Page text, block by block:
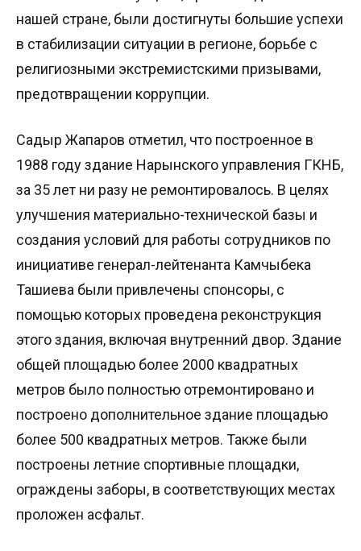
нашей стране, были достигнуты большие успехи
в стабилизации ситуации в регионе, борьбе с
религиозными экстремистскими призывами,
предотвращении коррупции.
Садыр Жапаров отметил, что построенное в
1988 году здание Нарынского управления ГКНБ,
за 35 лет ни разу не ремонтировалось. В целях
улучшения материально-технической базы и
создания условий для работы сотрудников по
инициативе генерал-лейтенанта Камчыбека
Ташиева были привлечены спонсоры, с
помощью которых проведена реконструкция
этого здания, включая внутренний двор. Здание
общей площадью более 2000 квадратных
метров было полностью отремонтировано и
построено дополнительное здание площадью
более 500 квадратных метров. Также были
построены летние спортивные площадки,
ограждены заборы, в соответствующих местах
проложен асфальт.